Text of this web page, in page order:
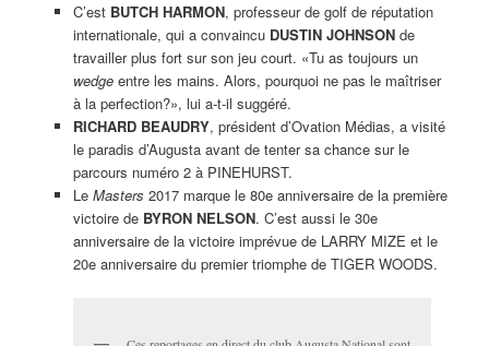
C’est BUTCH HARMON, professeur de golf de réputation
internationale, qui a convaincu DUSTIN JOHNSONde
travailler plus fort sur son jeu court. «Tu as toujours un
wedgeentre les mains. Alors, pourquoi ne pas le maîtriser
à la perfection?», lui a-t-il suggéré.
RICHARD BEAUDRY, président d’Ovation Médias, a visité
le paradis d’Augusta avant de tenter sa chance sur le
parcours numéro 2 à PINEHURST.
Le Masters 2017 marque le 80e anniversaire de la première
victoire de BYRON NELSON. C’est aussi le 30e
anniversaire de la victoire imprévue de LARRY MIZE et le
20e anniversaire du premier triomphe de TIGER WOODS.